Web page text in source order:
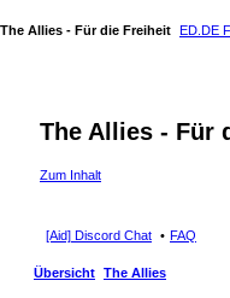
The Allies - Für die Freiheit ED.DE
The Allies - Für
Zum Inhalt
[Aid] Discord Chat FAQ
Übersicht The Allies